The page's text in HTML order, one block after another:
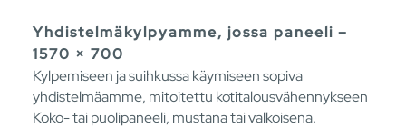
Yhdistelmäkylpyamme, jossa paneeli –
1570 × 700
Kylpemiseen ja suihkussa käymiseen sopiva
yhdistelmäamme, mitoitettu kotitalousvähennykseen
Koko- tai puolipaneeli, mustana tai valkoisena.